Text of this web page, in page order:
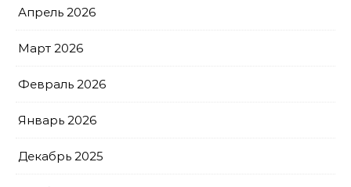
Апрель 2026
Март 2026
Февраль 2026
Январь 2026
Декабрь 2025